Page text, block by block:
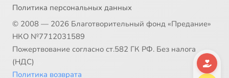
Политика персональных данных
© 2008 — 2026 Благотворительный фонд «Предание»
НКО №7712031589
Пожертвование согласно ст.582 ГК РФ. Без налога
(НДС)
Политика возврата